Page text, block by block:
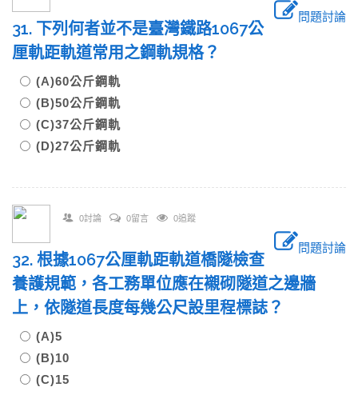
問題討論
31. 下列何者並不是臺灣鐵路1067公
厘軌距軌道常用之鋼軌規格？
(A)60公斤鋼軌
(B)50公斤鋼軌
(C)37公斤鋼軌
(D)27公斤鋼軌
0討論 0留言 0追蹤
問題討論
32. 根據1067公厘軌距軌道橋隧檢查
養護規範，各工務單位應在襯砌隧道之邊牆
上，依隧道長度每幾公尺設里程標誌？
(A)5
(B)10
(C)15